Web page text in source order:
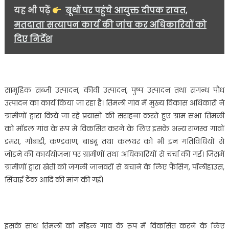
यह भी पढ़ें
बूथों पर पहुंचे आयुक्त दीपक रावत,
मतदाता सत्यापन कार्य की जांच कर अधिकारियों को
दिए निर्देश
सामूहिक सब्जी उत्पादन, कीवी उत्पादन, पुष्प उत्पादन तथा सगन्ध पौध
उत्पादन का कार्य किया जा रहा है। तिमली गांव में मुख्य विकास अधिकारी ने
ग्रामीणों द्वारा किये जा रहे प्रयासों की सराहना करते हुए ग्राम सभा तिमली
को मॉडल गांव के रूप में विकसित करने के लिए इसके अन्य राजस्व गांवों
डमरा, गौबाड़ी, कण्डवाण, बाड्यू तथा कलथर को भी इन गतिविधियों से
जोड़ने की कार्ययोजना पर ग्रामीणों तथा अधिकारियों से चर्चा की गई। जिसमें
ग्रामीणों द्वारा खेती को जंगली जानवरों से बचाने के लिए फैंसिग, पॉलीहाउस,
सिंचाई टैंक आदि की मांग की गई।
इसके साथ तिमली को मॉडल गांव के रूप में विकसित करने के लिए